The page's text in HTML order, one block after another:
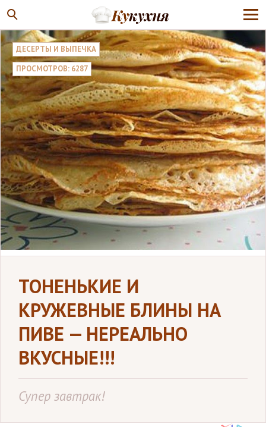
ДЕСЕРТЫ И ВЫПЕЧКА
ПРОСМОТРОВ: 6287
ТОНЕНЬКИЕ И
КРУЖЕВНЫЕ БЛИНЫ НА
ПИВЕ — НЕРЕАЛЬНО
ВКУСНЫЕ!!!
Супер завтрак!